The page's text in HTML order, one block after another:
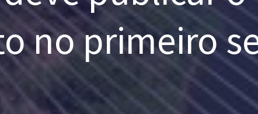
no primeiro